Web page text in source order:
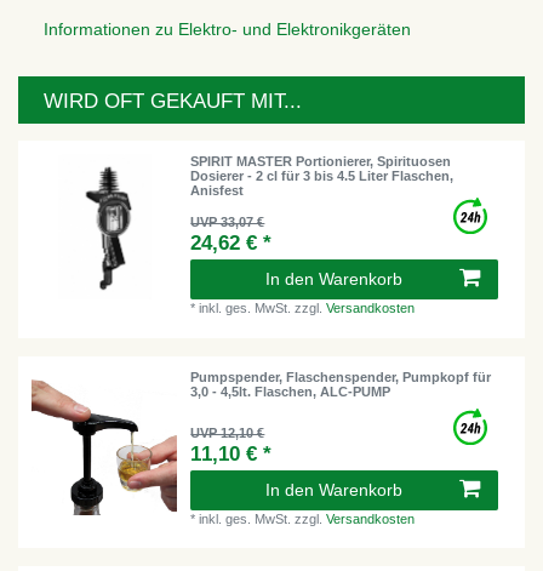
Informationen zu Elektro- und Elektronikgeräten
WIRD OFT GEKAUFT MIT...
SPIRIT MASTER Portionierer, Spirituosen
Dosierer - 2 cl für 3 bis 4.5 Liter Flaschen,
Anisfest
UVP 33,07 €
24,62 € *
In den Warenkorb
*inkl. ges. MwSt. zzgl.Versandkosten
Pumpspender, Flaschenspender, Pumpkopf für
3,0 - 4,5lt. Flaschen, ALC-PUMP
UVP 12,10 €
11,10 € *
In den Warenkorb
*inkl. ges. MwSt. zzgl.Versandkosten